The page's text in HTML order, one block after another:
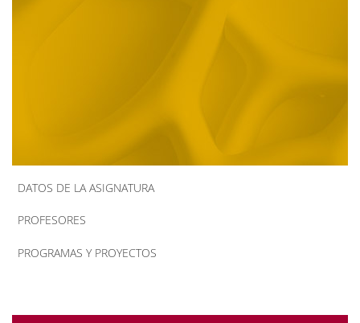
DATOS DE LA ASIGNATURA
PROFESORES
PROGRAMAS Y PROYECTOS